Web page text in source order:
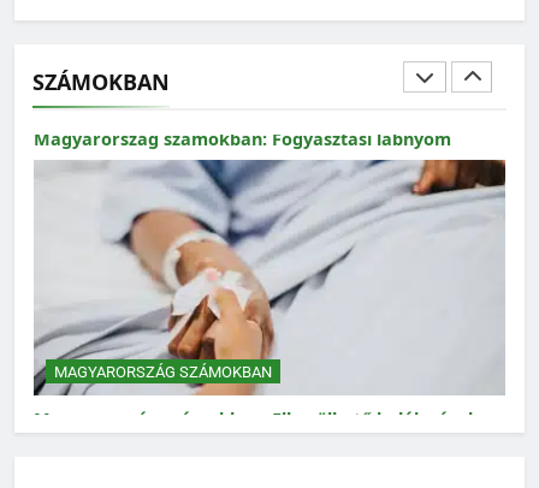
SZÁMOKBAN
MAGYARORSZÁG SZÁMOKBAN
Magyarország számokban: Fogyasztási lábnyom
MAGYARORSZÁG SZÁMOKBAN
Magyarország számokban: Elkerülhető halálozások